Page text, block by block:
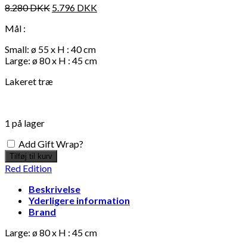
8.280DKK 5.796 DKK
Mål :
Small: ø 55 x H : 40 cm
Large: ø 80 x H : 45 cm
Lakeret træ
1 på lager
Add Gift Wrap?
Tilføj til kurv
Red Edition
Beskrivelse
Yderligere information
Brand
Large: ø 80 x H : 45 cm